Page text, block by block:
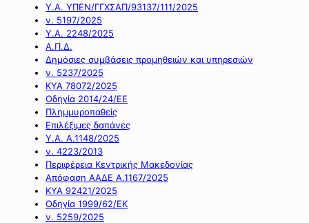
Υ.Α. ΥΠΕΝ/ΓΓΧΣΑΠ/93137/111/2025
ν. 5197/2025
Υ.Α. 2248/2025
Α.Π.Δ.
Δημόσιες συμβάσεις προμηθειών και υπηρεσιών
ν. 5237/2025
ΚΥΑ 78072/2025
Οδηγία 2014/24/ΕΕ
Πλημμυροπαθείς
Επιλέξιμες δαπάνες
Υ.Α. Α.1148/2025
ν. 4223/2013
Περιφέρεια Κεντρικής Μακεδονίας
Απόφαση ΑΑΔΕ Α.1167/2025
ΚΥΑ 92421/2025
Οδηγία 1999/62/ΕΚ
ν. 5259/2025